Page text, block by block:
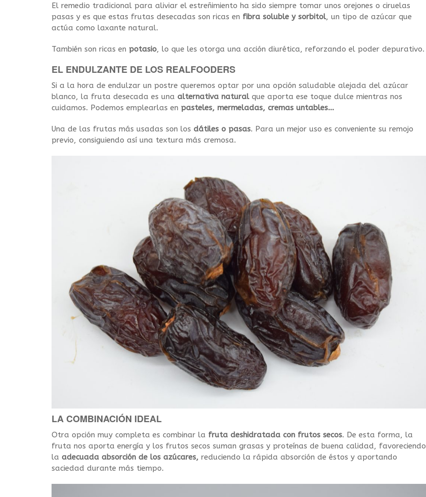
El remedio tradicional para aliviar el estreñimiento ha sido siempre tomar unos orejones o ciruelas
pasas y es que estas frutas desecadas son ricas en fibra soluble y sorbitol, un tipo de azúcar que
actúa como laxante natural.
También son ricas en potasio, lo que les otorga una acción diurética, reforzando el poder depurativo.
EL ENDULZANTE DE LOS REALFOODERS
Si a la hora de endulzar un postre queremos optar por una opción saludable alejada del azúcar
blanco, la fruta desecada es una alternativa naturalque aporta ese toque dulce mientras nos
cuidamos. Podemos emplearlas en pasteles, mermeladas, cremas untables…
Una de las frutas más usadas son los dátiles o pasas. Para un mejor uso es conveniente su remojo
previo, consiguiendo así una textura más cremosa.
LA COMBINACIÓN IDEAL
Otra opción muy completa es combinar la fruta deshidratada con frutos secos. De esta forma, la
fruta nos aporta energía y los frutos secos suman grasas y proteínas de buena calidad, favoreciendo
la adecuada absorción de los azúcares, reduciendo la rápida absorción de éstos y aportando
saciedad durante más tiempo.